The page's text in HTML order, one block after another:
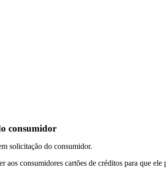
consumidor
solicitação do consumidor.
consumidores cartões de créditos para que ele